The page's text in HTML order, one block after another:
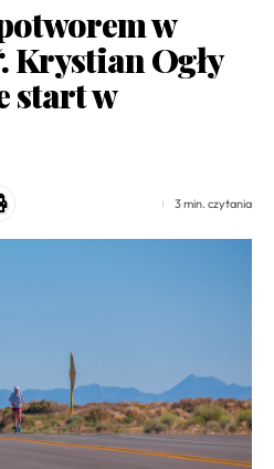
w
Krystian Ogły
start w
3 min. czytania